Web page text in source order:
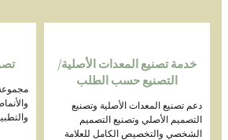
خدمة تصنيع المعدات الأصلية/
التصنيع حسب الطلب
دعم تصنيع المعدات الأصلية وتصنيع
التصميم الأصلي وتصنيع التصميم
الشخصي والتخصيص الكامل للعلامة
مجموعة
والأنماط